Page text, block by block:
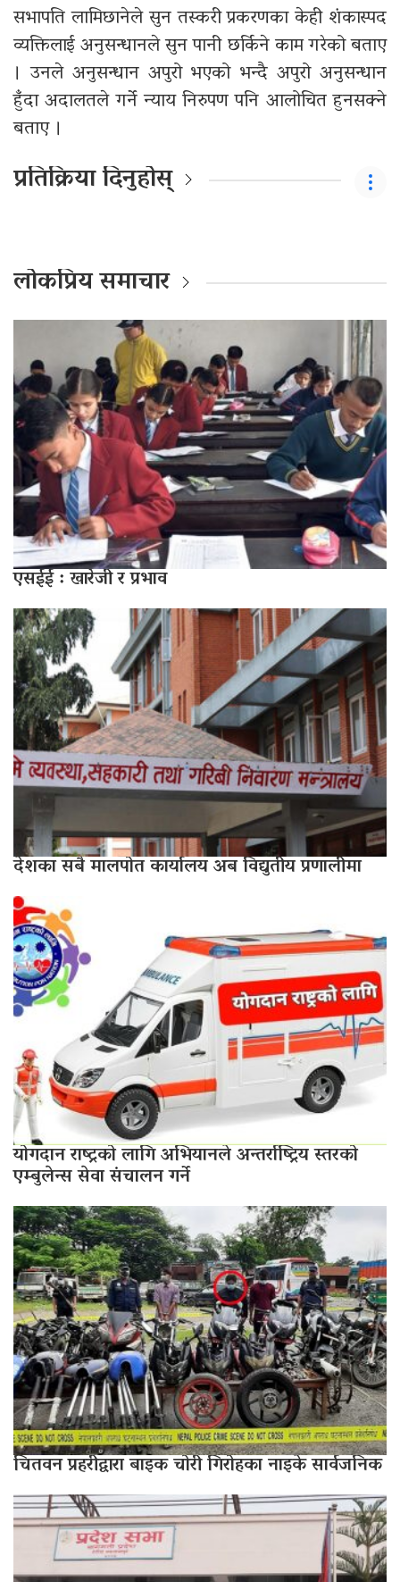
सभापति लामिछानेले सुन तस्करी प्रकरणका केही शंकास्पद
व्यक्तिलाई अनुसन्धानले सुन पानी छर्किने काम गरेको बताए
। उनले अनुसन्धान अपुरो भएको भन्दै अपुरो अनुसन्धान
हुँदा अदालतले गर्ने न्याय निरुपण पनि आलोचित हुनसक्ने
बताए ।
प्रतिक्रिया दिनुहोस्
लोकप्रिय समाचार
एसईई : खारेजी र प्रभाव
देशका सबै मालपोत कार्यालय अब विद्युतीय प्रणालीमा
योगदान राष्ट्रको लागि अभियानले अन्तर्राष्ट्रिय स्तरको
एम्बुलेन्स सेवा संचालन गर्ने
चितवन प्रहरीद्वारा बाइक चोरी गिरोहका नाइके सार्वजनिक